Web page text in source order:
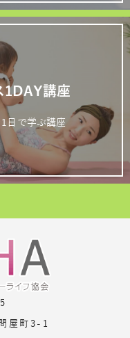
1DAY講座
日で学ぶ講座
屋町3-1